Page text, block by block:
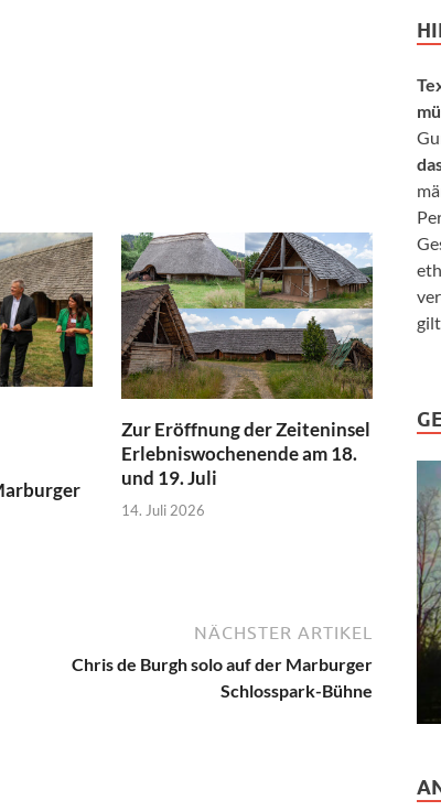
Zur Eröffnung der Zeiteninsel
Erlebniswochenende am 18.
und 19. Juli
14. Juli 2026
NÄCHSTER ARTIKEL
Chris de Burgh solo auf der Marburger
Schlosspark-Bühne